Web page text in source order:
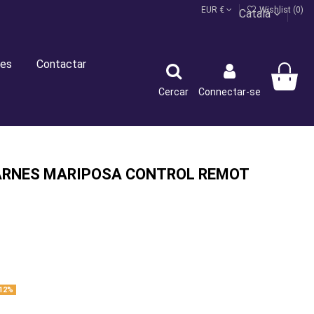
Català
EUR € Wishlist (0)
Contactar
Cercar Connectar-se
MARIPOSA CONTROL REMOT